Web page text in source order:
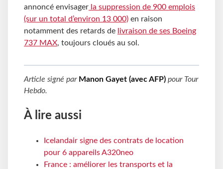
annoncé envisager la suppression de 900 emplois
(sur un total d’environ 13 000) en raison
notamment des retards de livraison de ses Boeing
737 MAX, toujours cloués au sol.
Article signé par Manon Gayet (avec AFP) pour Tour
Hebdo.
À lire aussi
Icelandair signe des contrats de location
pour 6 appareils A320neo
France : améliorer les transports et la